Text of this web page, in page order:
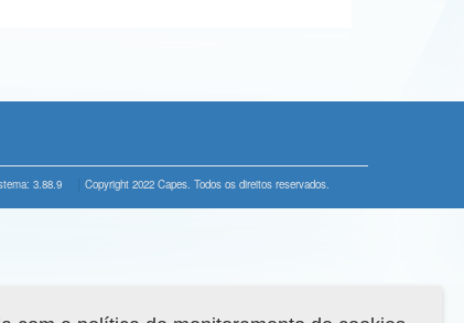
3.88.9 Copyright 2022 Capes. Todos os direitos reservados.